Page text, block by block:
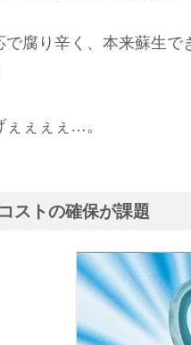
で腐り辛く、本来蘇生
ぇぇぇぇ…。
ストの確保が課題